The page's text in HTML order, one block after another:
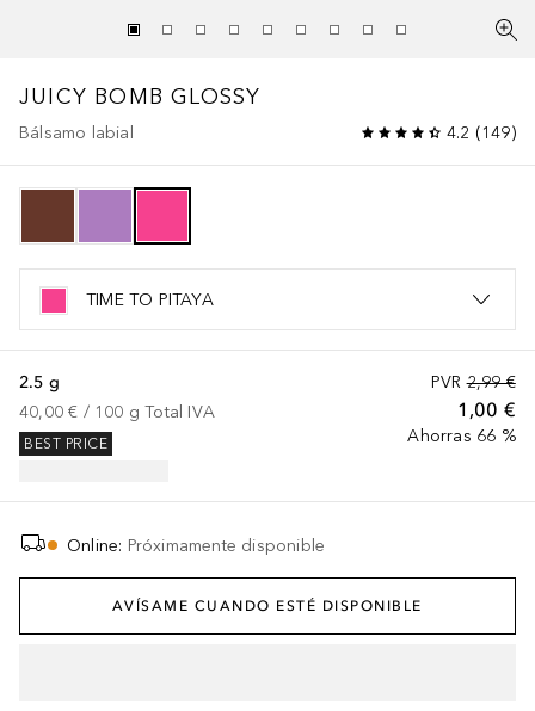
JUICY BOMB GLOSSY
Bálsamo labial 4.2 (149)
TIME TO PITAYA
PVR 2,99 €
1,00 €
Ahorras 66 %
2.5 g
40,00 € / 100 g Total IVA
BEST PRICE
Online: Próximamente disponible
AVÍSAME CUANDO ESTÉ DISPONIBLE